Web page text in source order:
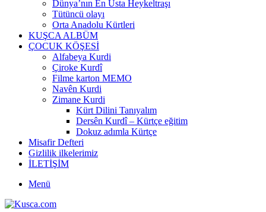
Dünya’nın En Usta Heykeltraşı
Tütüncü olayı
Orta Anadolu Kürtleri
KUŞCA ALBÜM
ÇOCUK KÖŞESİ
Alfabeya Kurdi
Çiroke Kurdî
Filme karton MEMO
Navên Kurdi
Zimane Kurdi
Kürt Dilini Tanıyalım
Dersên Kurdî – Kürtçe eğitim
Dokuz adımla Kürtçe
Misafir Defteri
Gizlilik ilkelerimiz
İLETİŞİM
Menü